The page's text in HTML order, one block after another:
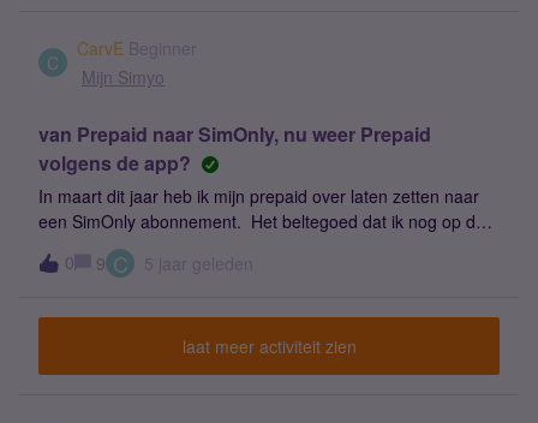
C
CarvE Beginner
Mijn Simyo
van Prepaid naar SimOnly, nu weer Prepaid
volgens de app?
In maart dit jaar heb ik mijn prepaid over laten zetten naar
een SimOnly abonnement. Het beltegoed dat ik nog op de
prepaid kaart had is gebruikt om de maandtermijnen van te
betalen. Als ik op mijn.simyo.nl inlog op mijn account, staat
telefoon ineens dat ik geen beltegoed heb terwijl ik volgens
de site nog 322 belminuten over heb en is mijn internet
tegoed nog 31 dagen geldig, terwijl volgens de site mijn
0 9 C 5 jaar geleden
laat meer activiteit zien